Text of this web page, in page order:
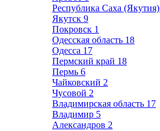
Республика Саха (Якутия)
Якутск 9
Покровск 1
Одесская область 18
Одесса 17
Пермский край 18
Пермь 6
Чайковский 2
Чусовой 2
Владимирская область 17
Владимир 5
Александров 2